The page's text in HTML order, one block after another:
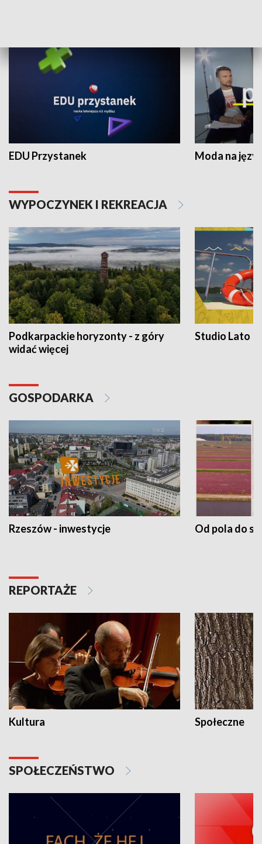
EDU Przystanek Moda na
WYPOCZYNEK I REKREACJA
Podkarpackie horyzonty - z góry
widać więcej
Studio Lato
GOSPODARKA
Rzeszów - inwestycje Od pola do
REPORTAŻE
Kultura Społeczne
SPOŁECZEŃSTWO